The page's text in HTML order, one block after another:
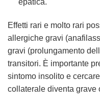
epatica.
Effetti rari e molto rari
allergiche gravi
gravi (prolungamento
transitori. È importante
sintomo insolito e
collaterale diventa grave